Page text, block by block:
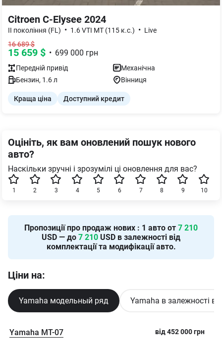
Citroen C-Elysee 2024
II покоління (FL) • 1.6 VTI MT (115 к.с.) • Live
16 689$
15 659 $ • 699 000 грн
Передній привід
Механічна
Бензин, 1.6л Вінниця
Краща ціна Доступний кредит
Оцініть, як вам оновлений пошук нового
авто?
Наскільки зручні і зрозумілі ці оновлення для вас?
10
9
8
7
6
5
4
3
2
1
Пропозиції про продаж нових : 1 авто от 7 210
USD — до 7 210 USD в залежності від
комплектації та модифікації авто.
Ціни на:
Yamaha модельный ряд Yamaha в залежності
Yamaha MT-07 від452 000грн